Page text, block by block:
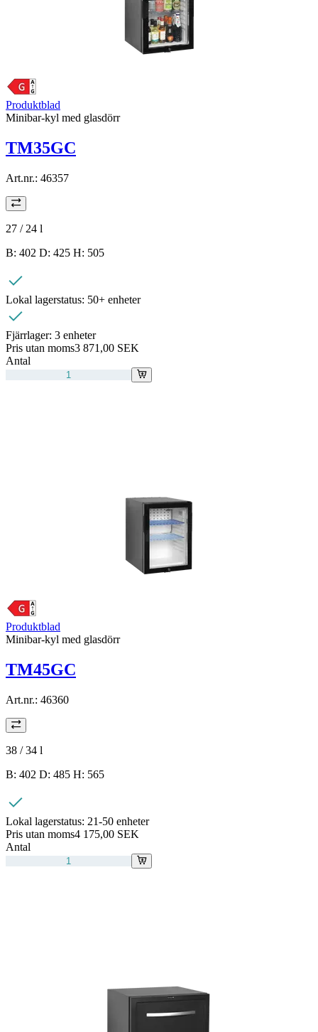
Produktblad
Minibar-kyl med glasdörr
TM35GC
Art.nr.: 46357
27 / 24 l
B: 402 D: 425 H: 505
Lokal lagerstatus: 50+ enheter
Fjärrlager: 3 enheter
Pris utan moms3 871,00 SEK
Antal
Produktblad
Minibar-kyl med glasdörr
TM45GC
Art.nr.: 46360
38 / 34 l
B: 402 D: 485 H: 565
Lokal lagerstatus: 21-50 enheter
Pris utan moms4 175,00 SEK
Antal